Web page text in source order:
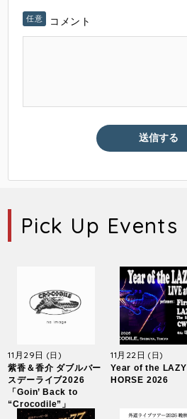
コメント
Pick Up Events
11月29日 (日)
紫香＆香介 ダブルバー
スデーライブ2026
「Goin’ Back to
“Crocodile”」
11月22日(日)
Year of the LAZY
HORSE 2026